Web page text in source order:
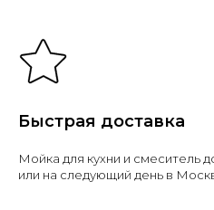
Быстрая доставка
Мойка для кухни и смеситель
или на следующий день в